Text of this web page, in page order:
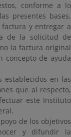
conforme a lo
presentes bases,
y entregar a
de la solicitud de
la factura original
concepto de ayuda
establecidos en las
que al respecto,
este Instituto
de los objetivos
y difundir la